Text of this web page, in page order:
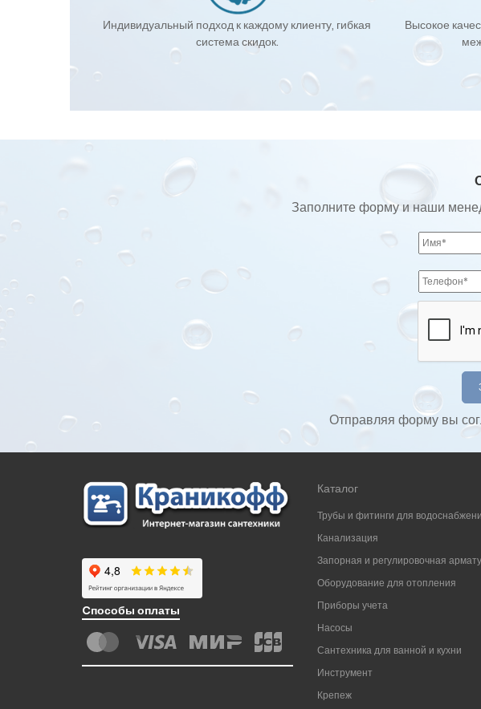
Индивидуальный подход к каждому клиенту, гибкая
система скидок.
Высокое
Заполните форму и наши
Отправляя форму вы
Cпособы оплаты
Каталог
Трубы и фитинги для
Канализация
Запорная и регулировочная
Оборудование для отопления
Приборы учета
Насосы
Сантехника для ванной и кухни
Инструмент
Крепеж